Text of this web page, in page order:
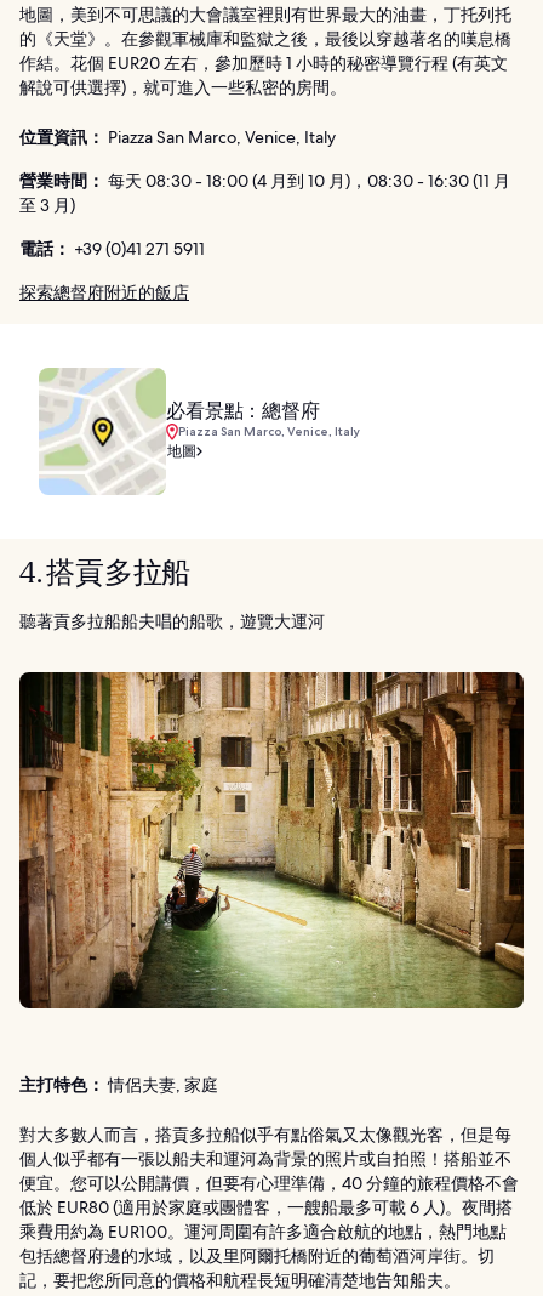
地圖，美到不可思議的大會議室裡則有世界最大的油畫，丁托列托
的《天堂》。在參觀軍械庫和監獄之後，最後以穿越著名的嘆息橋
作結。花個 EUR20 左右，參加歷時 1 小時的秘密導覽行程 (有英文
解說可供選擇)，就可進入一些私密的房間。
位置資訊： Piazza San Marco, Venice, Italy
營業時間： 每天 08:30 - 18:00 (4 月到 10 月)，08:30 - 16:30 (11 月
至 3 月)
電話： +39 (0)41 271 5911
探索總督府附近的飯店
必看景點：總督府
Piazza San Marco, Venice, Italy
地圖
4. 搭貢多拉船
聽著貢多拉船船夫唱的船歌，遊覽大運河
主打特色： 情侶夫妻, 家庭
對大多數人而言，搭貢多拉船似乎有點俗氣又太像觀光客，但是每
個人似乎都有一張以船夫和運河為背景的照片或自拍照！搭船並不
便宜。您可以公開講價，但要有心理準備，40 分鐘的旅程價格不會
低於 EUR80 (適用於家庭或團體客，一艘船最多可載 6 人)。夜間搭
乘費用約為 EUR100。運河周圍有許多適合啟航的地點，熱門地點
包括總督府邊的水域，以及里阿爾托橋附近的葡萄酒河岸街。切
記，要把您所同意的價格和航程長短明確清楚地告知船夫。